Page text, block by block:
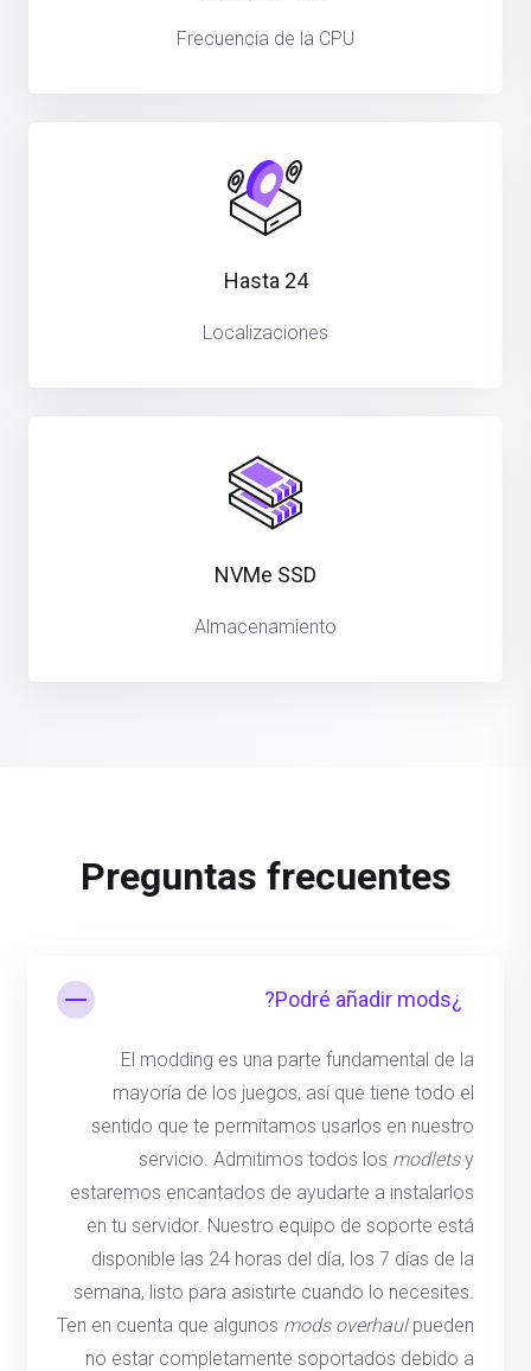
Frecuencia de la CPU
Hasta 24
Localizaciones
NVMe SSD
Almacenamiento
Preguntas frecuentes
¿Podré añadir mods?
El modding es una parte fundamental de la
mayoría de los juegos, así que tiene todo el
sentido que te permitamos usarlos en nuestro
servicio. Admitimos todos los modletsy
estaremos encantados de ayudarte a instalarlos
en tu servidor. Nuestro equipo de soporte está
disponible las 24 horas del día, los 7 días de la
semana, listo para asistirte cuando lo necesites.
Ten en cuenta que algunos mods overhaulpueden
no estar completamente soportados debido a